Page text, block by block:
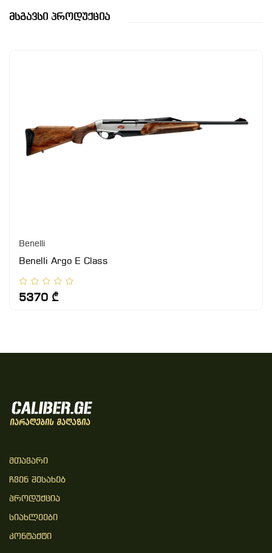
Მსგავსი Პროდუქცია
Benelli
Benelli Argo E Class
5370 ₾
Მთავარი
Ჩვენ Შესახებ
Პროდუქცია
Სიახლეები
Კონტაქტი